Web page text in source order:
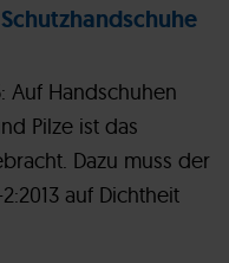
Auf Handschuhen
Pilze ist das
Dazu muss der
auf Dichtheit